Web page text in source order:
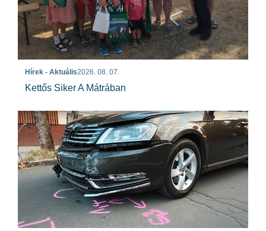
Hírek - Aktuális2026. 08. 07.
Kettős Siker A Mátrában